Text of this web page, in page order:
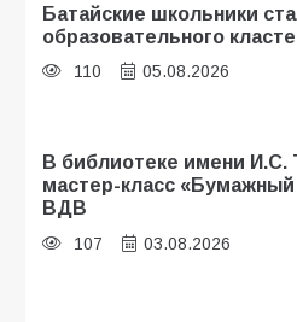
Батайские школьники
образовательного
110 05.08.2026
В библиотеке имени И.С.
мастер-класс
ВДВ
107 03.08.2026